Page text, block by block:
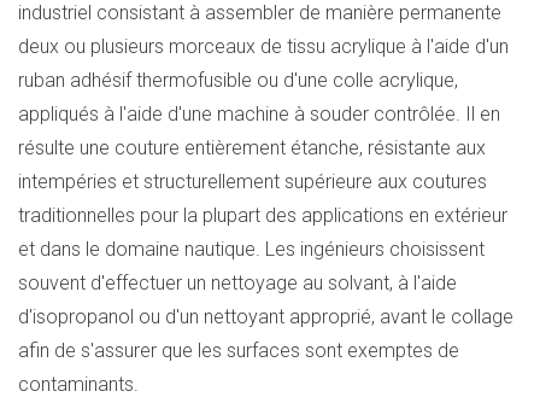
industriel consistant à assembler de manière permanente
deux ou plusieurs morceaux de tissu acrylique à l'aide d'un
ruban adhésif thermofusible ou d'une colle acrylique,
appliqués à l'aide d'une machine à souder contrôlée. Il en
résulte une couture entièrement étanche, résistante aux
intempéries et structurellement supérieure aux coutures
traditionnelles pour la plupart des applications en extérieur
et dans le domaine nautique. Les ingénieurs choisissent
souvent d'effectuer un nettoyage au solvant, à l'aide
d'isopropanol ou d'un nettoyant approprié, avant le collage
afin de s'assurer que les surfaces sont exemptes de
contaminants.